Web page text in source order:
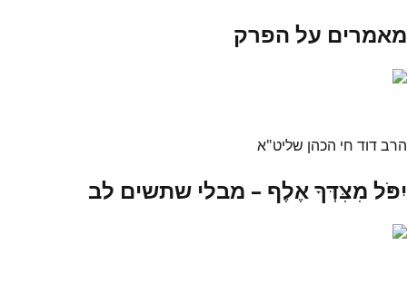
מאמרים על הפרק
הרב דוד חי הכהן שליט"א
יִפֹּל מִצִּדְּךָ אֶלֶף – מבלי שתשים לב